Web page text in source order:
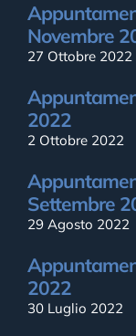
Novembre
27 Ottobre 2022
2022
2 Ottobre 2022
Settembre
29 Agosto 2022
2022
30 Luglio 2022